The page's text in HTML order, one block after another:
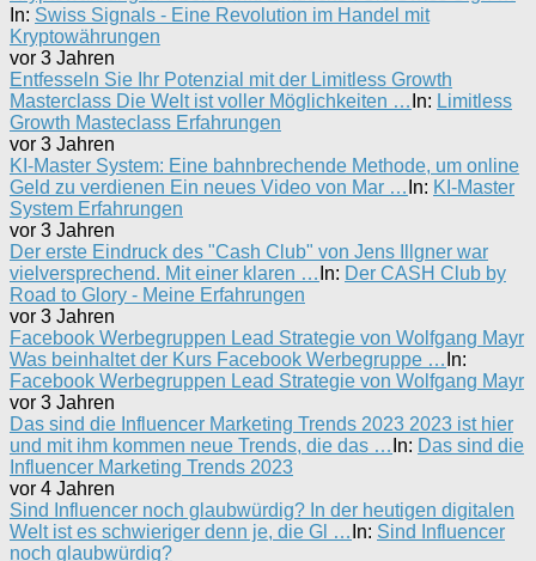
In: Swiss Signals - Eine Revolution im Handel mit
Kryptowährungen
vor 3 Jahren
Entfesseln Sie Ihr Potenzial mit der Limitless Growth
Masterclass Die Welt ist voller Möglichkeiten … In: Limitless
Growth Masteclass Erfahrungen
vor 3 Jahren
KI-Master System: Eine bahnbrechende Methode, um online
Geld zu verdienen Ein neues Video von Mar … In: KI-Master
System Erfahrungen
vor 3 Jahren
Der erste Eindruck des "Cash Club" von Jens Illgner war
vielversprechend. Mit einer klaren … In: Der CASH Club by
Road to Glory - Meine Erfahrungen
vor 3 Jahren
Facebook Werbegruppen Lead Strategie von Wolfgang Mayr
Was beinhaltet der Kurs Facebook Werbegruppe … In:
Facebook Werbegruppen Lead Strategie von Wolfgang Mayr
vor 3 Jahren
Das sind die Influencer Marketing Trends 2023 2023 ist hier
und mit ihm kommen neue Trends, die das … In: Das sind die
Influencer Marketing Trends 2023
vor 4 Jahren
Sind Influencer noch glaubwürdig? In der heutigen digitalen
Welt ist es schwieriger denn je, die Gl … In: Sind Influencer
noch glaubwürdig?